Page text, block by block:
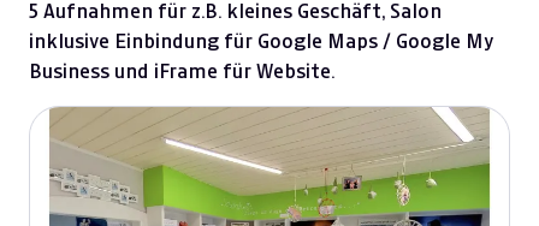
5 Aufnahmen für z.B. kleines Geschäft, Salon
inklusive Einbindung für Google Maps / Google My
Business und iFrame für Website.